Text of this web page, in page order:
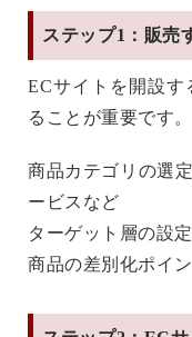
ステップ1：販売
ECサイトを開設す
ることが重要です。
商品カテゴリの選定
ービスなど
ターゲット層の設定
商品の差別化ポイン